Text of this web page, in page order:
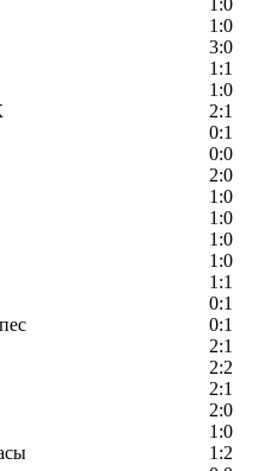
1:0
1:0
3:0
1:1
1:0
2:1
0:1
0:0
2:0
1:0
1:0
1:0
1:0
1:1
0:1
0:1
2:1
2:2
2:1
2:0
1:0
1:2